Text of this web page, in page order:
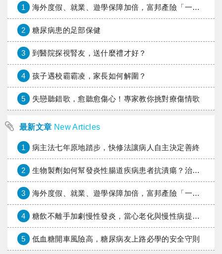
1 海外度假、就業、遊學保障加倍，富邦產險「一期逐夢」專案加碼遠距醫療與緊急救援
2 糖尿病患的足部保健
3 到醫院探視腎友，送什麼禮才好？
4 孩子遇校霸霸凌，家長如何解圍？
5 失戀聽錯歌，愈聽愈傷心！專家教你挑對療傷情歌
最新文章 New Articles
1 病主法七年原地踏步，快修法讓病人自主決定善終
2 生物製劑如何幫發炎性腸道疾病患者抗潰瘍？治療進展與健保給付困境一次看
3 海外度假、就業、遊學保障加倍，富邦產險「一期逐夢」專案加碼遠距醫療與緊急救援
4 糖飲不離手加劇慢性發炎，當心老化與慢性病提早報到
5 低血糖開車風險高，糖尿病友上路必學的安全守則